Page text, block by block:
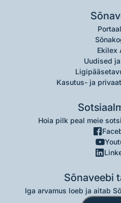
Ekilex
Uudised
Kasutus- ja
Hoia pilk peal meie
Sõnaveebi
Iga arvamus loeb ja aitab